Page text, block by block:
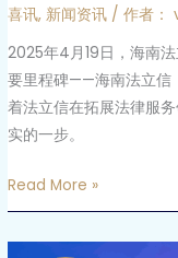
司
开
展
《民
法
专
题
喜讯,新闻资讯 / 作者：
2025年4月19日，海南
要里程碑——海南法立信
着法立信在拓展法律服
实的一步。
（三
亚）
律
师
事
所
开
业
Read More »